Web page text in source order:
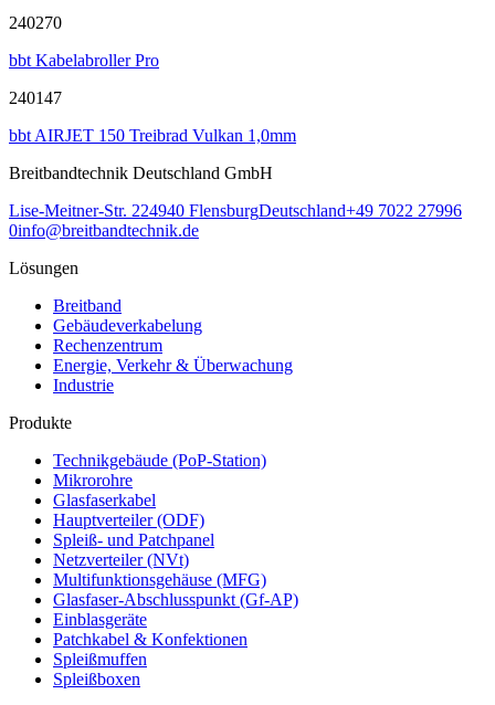
240270
bbt Kabelabroller Pro
240147
bbt AIRJET 150 Treibrad Vulkan 1,0mm
Breitbandtechnik Deutschland GmbH
Lise-Meitner-Str. 224940 FlensburgDeutschland+49 7022 27996
0info@breitbandtechnik.de
Lösungen
Breitband
Gebäudeverkabelung
Rechenzentrum
Energie, Verkehr & Überwachung
Industrie
Produkte
Technikgebäude (PoP-Station)
Mikrorohre
Glasfaserkabel
Hauptverteiler (ODF)
Spleiß- und Patchpanel
Netzverteiler (NVt)
Multifunktionsgehäuse (MFG)
Glasfaser-Abschlusspunkt (Gf-AP)
Einblasgeräte
Patchkabel & Konfektionen
Spleißmuffen
Spleißboxen